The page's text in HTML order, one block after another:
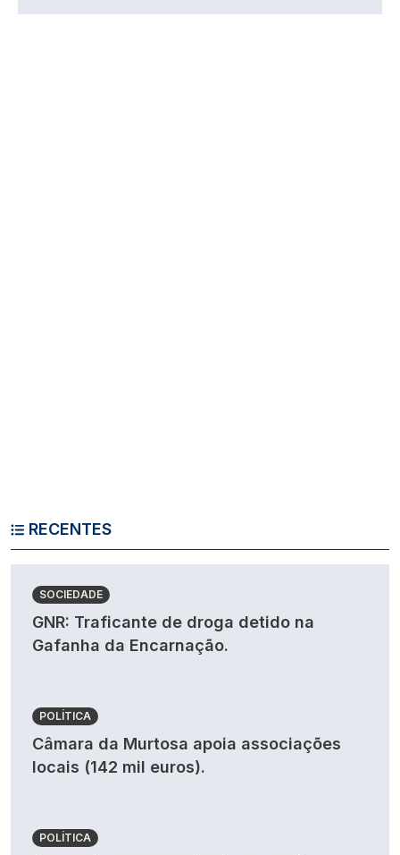
RECENTES
SOCIEDADE
GNR: Traficante de droga detido na
Gafanha da Encarnação.
POLÍTICA
Câmara da Murtosa apoia associações
locais (142 mil euros).
POLÍTICA